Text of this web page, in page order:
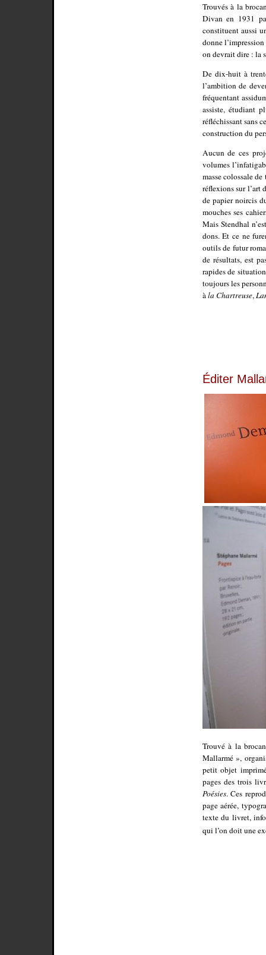
Trouvés à la
Divan en 1931
constituent aussi
donne
on devrait dire : la
De dix-huit à
l’ambition de
fréquentant
assiste, étudiant
réfléchissant sans
construction du
Aucun de ces
volumes
masse colossale
réflexions sur l’art
de papier noircis
mouches ses
Mais Stendhal
dons. Et ce ne
outils de futur
de résultats, est
rapides de
toujours les
àla Chartreuse,
Éditer
Trouvé à la
Mallarmé »,
petit objet
pages des trois
Poésies. Ces
page aérée,
texte du livret,
qui l’on doit une